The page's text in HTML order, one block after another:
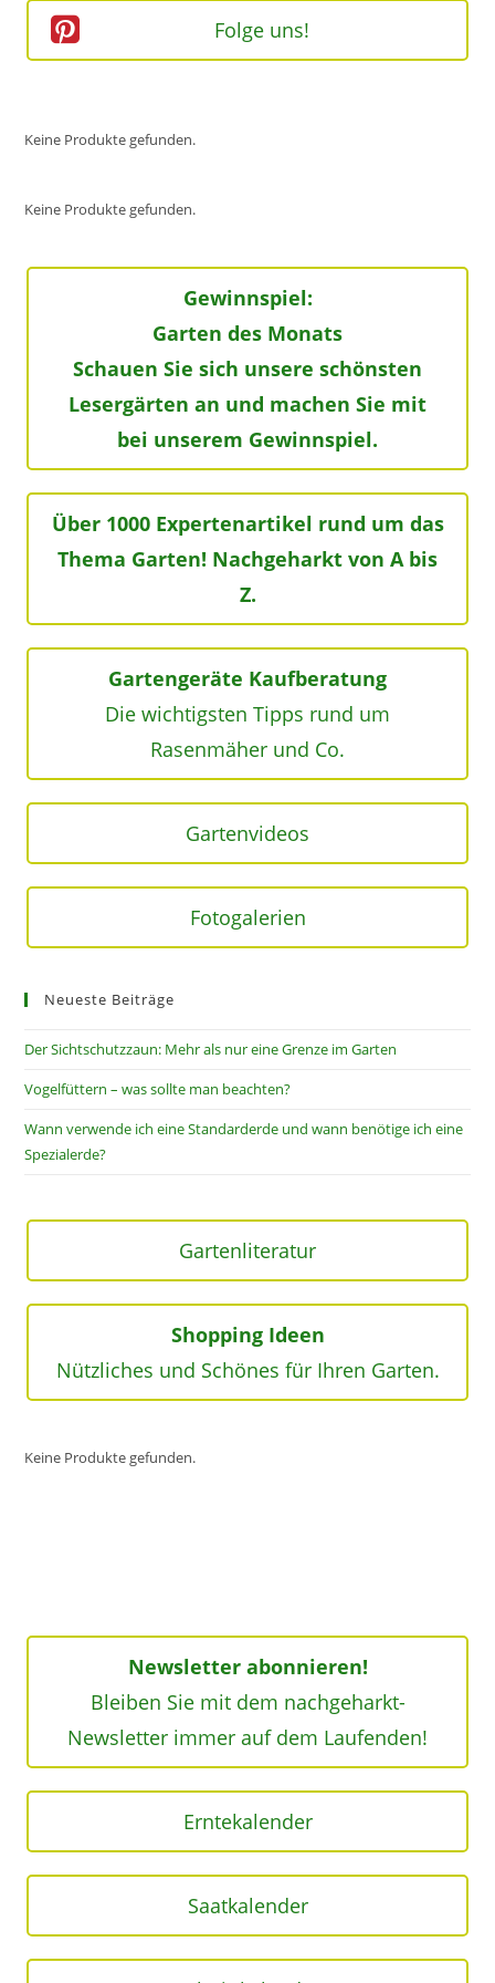
Folge uns!
Keine Produkte gefunden.
Keine Produkte gefunden.
Gewinnspiel:
Garten des Monats
Schauen Sie sich unsere schönsten
Lesergärten an und machen Sie mit
bei unserem Gewinnspiel.
Über 1000 Expertenartikel rund um das
Thema Garten! Nachgeharkt von A bis
Z.
Gartengeräte Kaufberatung
Die wichtigsten Tipps rund um
Rasenmäher und Co.
Gartenvideos
Fotogalerien
Neueste Beiträge
Der Sichtschutzzaun: Mehr als nur eine Grenze im Garten
Vogelfüttern – was sollte man beachten?
Wann verwende ich eine Standarderde und wann benötige ich eine
Spezialerde?
Gartenliteratur
Shopping Ideen
Nützliches und Schönes für Ihren Garten.
Keine Produkte gefunden.
Newsletter abonnieren!
Bleiben Sie mit dem nachgeharkt-
Newsletter immer auf dem Laufenden!
Erntekalender
Saatkalender